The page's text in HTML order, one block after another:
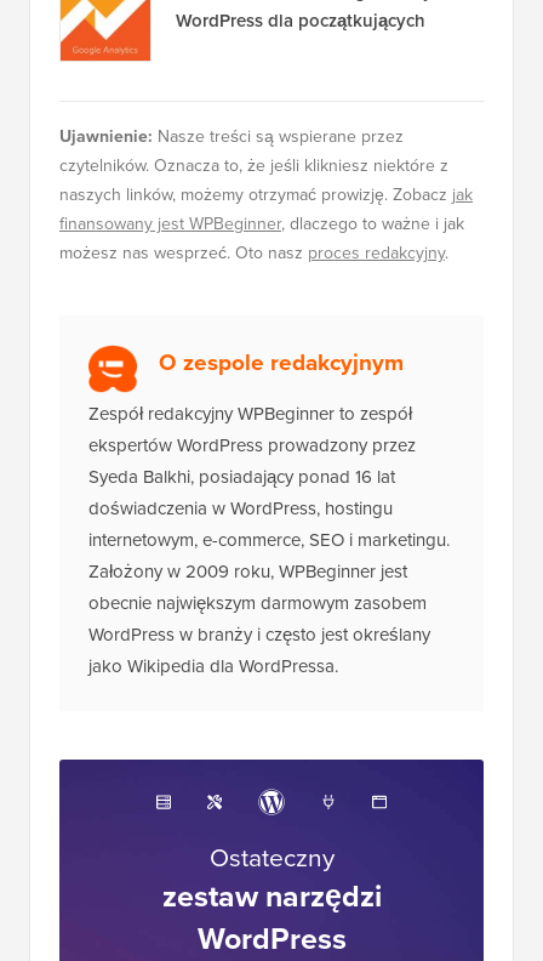
WordPress dla początkujących
Ujawnienie: Nasze treści są wspierane przez
czytelników. Oznacza to, że jeśli klikniesz niektóre z
naszych linków, możemy otrzymać prowizję. Zobacz jak
finansowany jest WPBeginner, dlaczego to ważne i jak
możesz nas wesprzeć. Oto nasz proces redakcyjny.
O zespole redakcyjnym
Zespół redakcyjny WPBeginner to zespół
ekspertów WordPress prowadzony przez
Syeda Balkhi, posiadający ponad 16 lat
doświadczenia w WordPress, hostingu
internetowym, e-commerce, SEO i marketingu.
Założony w 2009 roku, WPBeginner jest
obecnie największym darmowym zasobem
WordPress w branży i często jest określany
jako Wikipedia dla WordPressa.
Ostateczny
zestaw narzędzi
WordPress